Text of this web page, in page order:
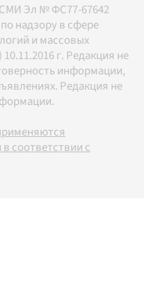
СМИ Эл № ФС77-67642
надзору в сфере
и массовых
г. Редакция не
информации,
Редакция не
соответствии с